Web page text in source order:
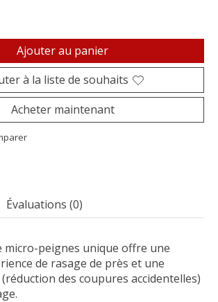
Ajouter au panier
à la liste de souhaits
Acheter maintenant
Évaluations (0)
micro-peignes unique offre une
de rasage de près et une
des coupures accidentelles)